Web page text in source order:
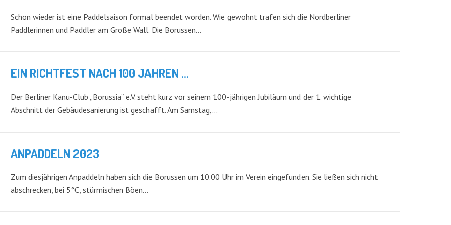
Schon wieder ist eine Paddelsaison formal beendet worden. Wie gewohnt trafen sich die Nordberliner
Paddlerinnen und Paddler am Große Wall. Die Borussen…
EIN RICHTFEST NACH 100 JAHREN …
Der Berliner Kanu-Club „Borussia“ e.V. steht kurz vor seinem 100-jährigen Jubiläum und der 1. wichtige
Abschnitt der Gebäudesanierung ist geschafft. Am Samstag,…
ANPADDELN 2023
Zum diesjährigen Anpaddeln haben sich die Borussen um 10.00 Uhr im Verein eingefunden. Sie ließen sich nicht
abschrecken, bei 5°C, stürmischen Böen…